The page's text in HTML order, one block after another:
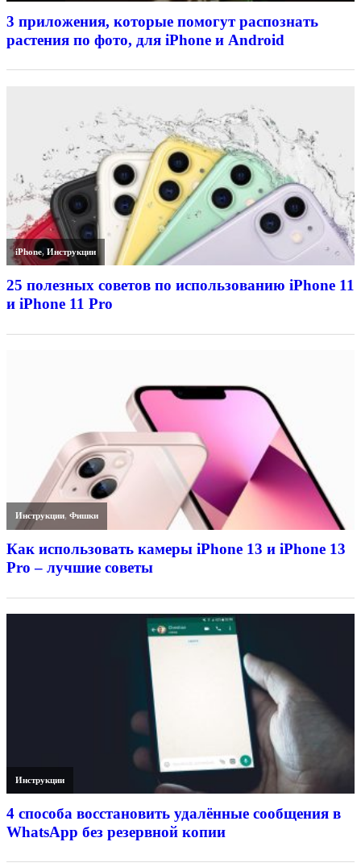
3 приложения, которые помогут распознать
растения по фото, для iPhone и Android
iPhone,Инструкции
25 полезных советов по использованию iPhone 11
и iPhone 11 Pro
Инструкции,Фишки
Как использовать камеры iPhone 13 и iPhone 13
Pro – лучшие советы
Инструкции
4 способа восстановить удалённые сообщения в
WhatsApp без резервной копии